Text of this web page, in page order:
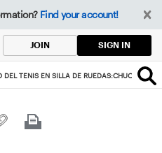
Find your account!
JOIN SIGN IN
DEL TENIS EN SILLA DE RUEDAS:CHUCK